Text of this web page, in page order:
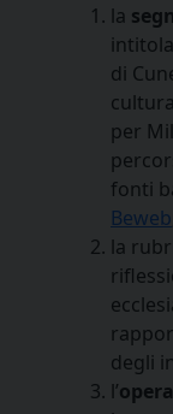
la
di
per
fonti
Beweb
la
degli
l’opera